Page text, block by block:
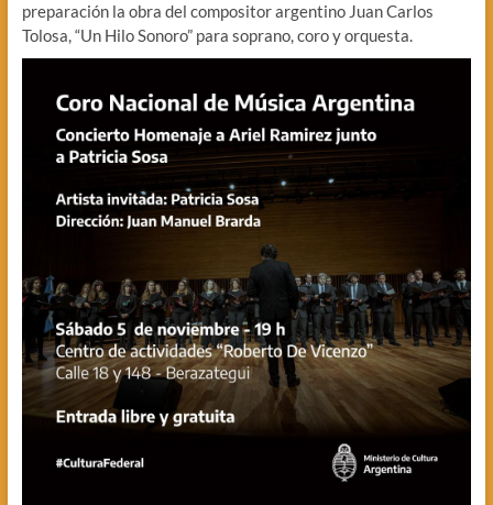
preparación la obra del compositor argentino Juan Carlos
Tolosa, “Un Hilo Sonoro” para soprano, coro y orquesta.